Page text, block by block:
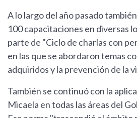
A lo largo del año pasado
100 capacitaciones en diversas
parte de "Ciclo de charlas con
en las que se abordaron temas
adquiridos y la prevención de la
También se continuó con la
Micaela en todas las áreas del